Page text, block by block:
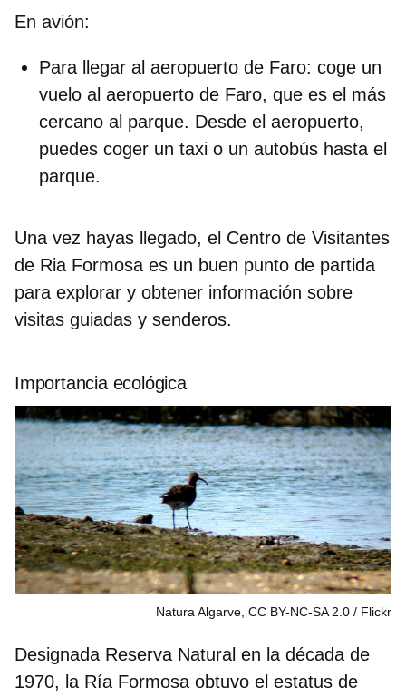
En avión:
Para llegar al aeropuerto de Faro: coge un
vuelo al aeropuerto de Faro, que es el más
cercano al parque. Desde el aeropuerto,
puedes coger un taxi o un autobús hasta el
parque.
Una vez hayas llegado, el Centro de Visitantes
de Ria Formosa es un buen punto de partida
para explorar y obtener información sobre
visitas guiadas y senderos.
Importancia ecológica
Natura Algarve, CC BY-NC-SA 2.0 Flickr
Designada Reserva Natural en la década de
1970, la Ría Formosa obtuvo el estatus de